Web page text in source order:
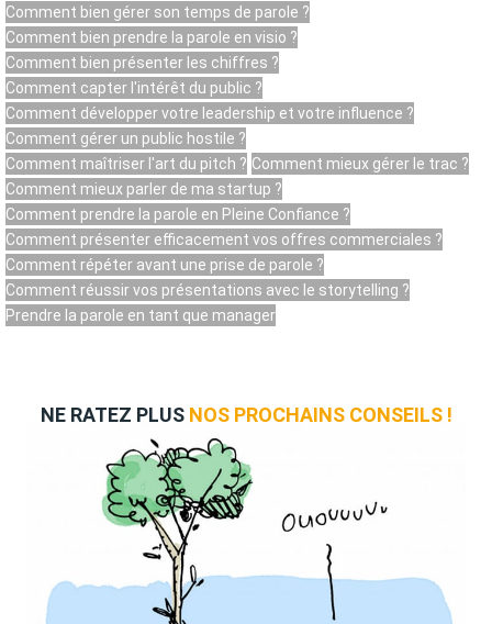
Comment bien gérer son temps de parole ?
Comment bien prendre la parole en visio ?
Comment bien présenter les chiffres ?
Comment capter l'intérêt du public ?
Comment développer votre leadership et votre influence ?
Comment gérer un public hostile ?
Comment maîtriser l'art du pitch ? Comment mieux gérer le trac ?
Comment mieux parler de ma startup ?
Comment prendre la parole en Pleine Confiance ?
Comment présenter efficacement vos offres commerciales ?
Comment répéter avant une prise de parole ?
Comment réussir vos présentations avec le storytelling ?
Prendre la parole en tant que manager
NE RATEZ PLUS NOS PROCHAINS CONSEILS !